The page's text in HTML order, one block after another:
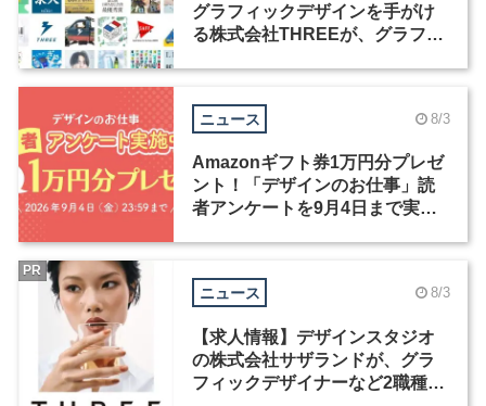
グラフィックデザインを手がけ
る株式会社THREEが、グラフィ
ニュース 8/3
Amazonギフト券1万円分プレゼ
ント！「デザインのお仕事」読
者アンケートを9月4日まで実施
ニュース 8/3
【求人情報】デザインスタジオ
の株式会社サザランドが、グラ
フィックデザイナーなど2職種を
PR